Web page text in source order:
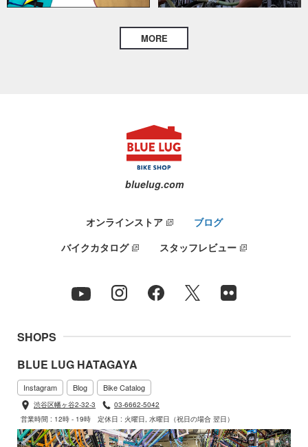
MORE
bluelug.com
オンラインストア
ブログ
バイクカタログ
スタッフレビュー
SHOPS
BLUE LUG HATAGAYA
Instagram Blog Bike Catalog
渋谷区幡ヶ谷2-32-3
03-6662-5042
営業時間 : 12時 - 19時
定休日 : 火曜日, 水曜日（祝日の場合 翌日）